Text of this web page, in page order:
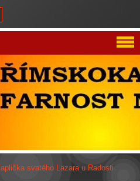
svatého Lazara u Radosti